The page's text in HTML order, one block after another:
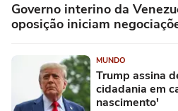
Governo interino da
oposição iniciam
MUNDO
Trump assina
cidadania em
nascimento'